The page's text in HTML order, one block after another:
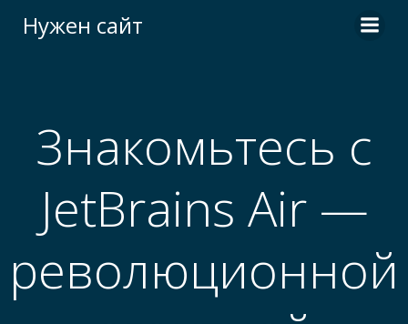
Нужен сайт
Знакомьтесь с
JetBrains Air —
революционной